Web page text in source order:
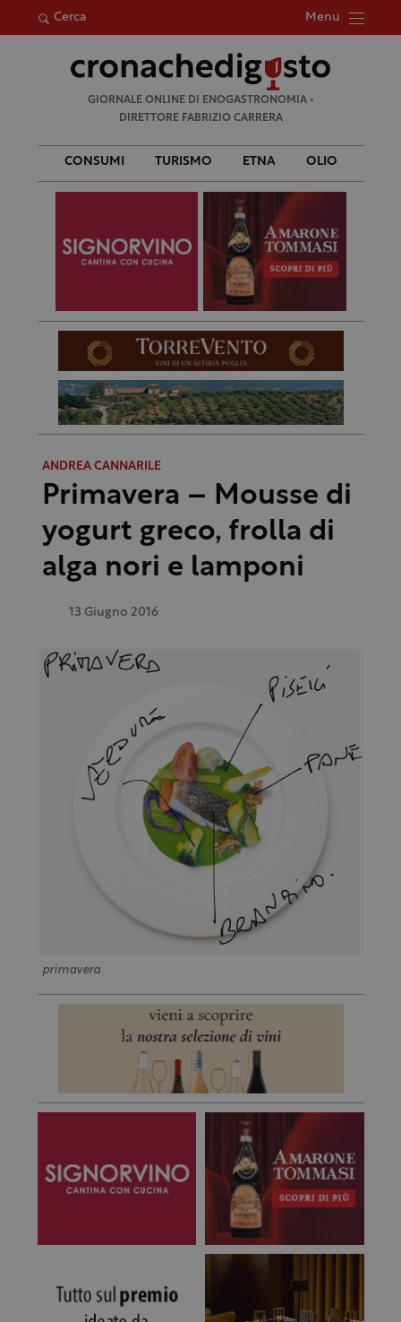
Cerca Menu
per:
GIORNALE ONLINE DI ENOGASTRONOMIA •
DIRETTORE FABRIZIO CARRERA
CONSUMI TURISMO ETNA OLIO
ANDREA CANNARILE
Primavera – Mousse di
yogurt greco, frolla di
alga nori e lamponi
13 Giugno 2016
primavera